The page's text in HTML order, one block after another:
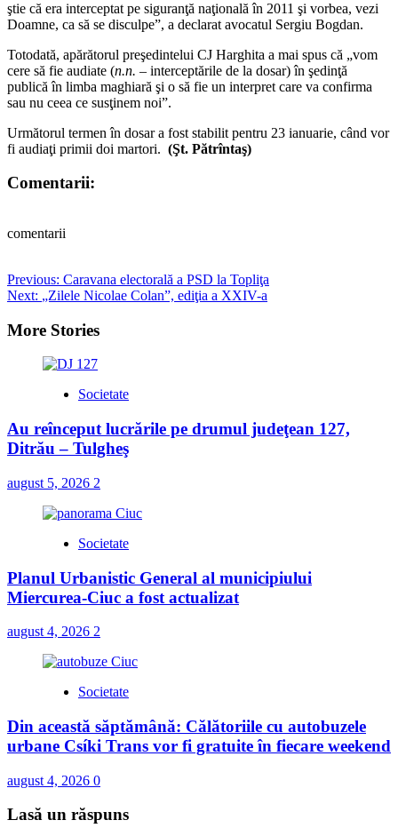
ştie că era interceptat pe siguranţă naţională în 2011 şi vorbea, vezi
Doamne, ca să se disculpe”, a declarat avocatul Sergiu Bogdan.
Totodată, apărătorul preşedintelui CJ Harghita a mai spus că „vom
cere să fie audiate (n.n. – interceptările de la dosar) în şedinţă
publică în limba maghiară şi o să fie un interpret care va confirma
sau nu ceea ce susţinem noi”.
Următorul termen în dosar a fost stabilit pentru 23 ianuarie, când vor
fi audiaţi primii doi martori. (Şt. Pătrîntaş)
Comentarii:
comentarii
Post
navigation
Previous: Caravana electorală a PSD la Topliţa
Next: „Zilele Nicolae Colan”, ediţia a XXIV-a
More Stories
Societate
Au reînceput lucrările pe drumul judeţean 127,
Ditrău – Tulgheş
august 5, 2026 2
Societate
Planul Urbanistic General al municipiului
Miercurea-Ciuc a fost actualizat
august 4, 2026 2
Societate
Din această săptămână: Călătoriile cu autobuzele
urbane Csíki Trans vor fi gratuite în fiecare weekend
august 4, 2026 0
Lasă un răspuns